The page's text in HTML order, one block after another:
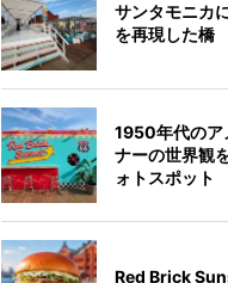
サンタモニカ
を再現した橋
1950年代のア
ナーの世界観
ォトスポット
Red Brick